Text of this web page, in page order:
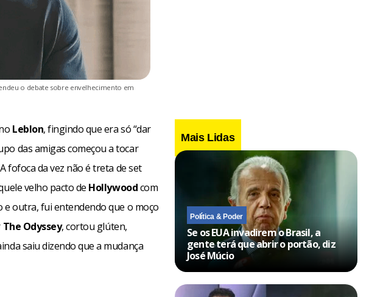
o debate sobre envelhecimento em
Leblon, fingindo que era só “dar
das amigas começou a tocar
fofoca da vez não é treta de set
velho pacto de Hollywoodcom
outra, fui entendendo que o moço
The Odyssey, cortou glúten,
saiu dizendo que a mudança
Mais Lidas
Política & Poder
Se os EUA invadirem o Brasil, a
gente terá que abrir o portão, diz
José Múcio